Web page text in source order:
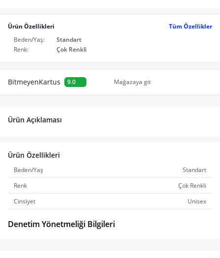
Ürün Özellikleri
Tüm Özellikler
Beden/Yaş:
Standart
Renk:
Çok Renkli
BitmeyenKartus 9.0 Mağazaya git
Ürün Açıklaması
Ürün Özellikleri
Beden/Yaş
Standart
Renk
Çok Renkli
Cinsiyet
Unisex
Denetim Yönetmeliği Bilgileri